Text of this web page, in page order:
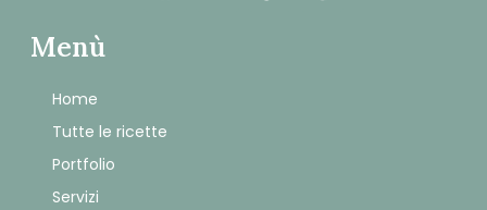
Menù
Home
Tutte le ricette
Portfolio
Servizi